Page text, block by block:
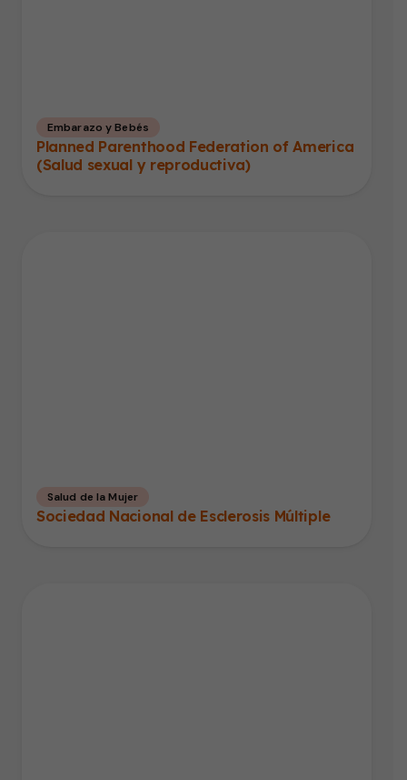
Embarazo y Bebés
Planned Parenthood Federation of America
(Salud sexual y reproductiva)
Salud de la Mujer
Sociedad Nacional de Esclerosis Múltiple